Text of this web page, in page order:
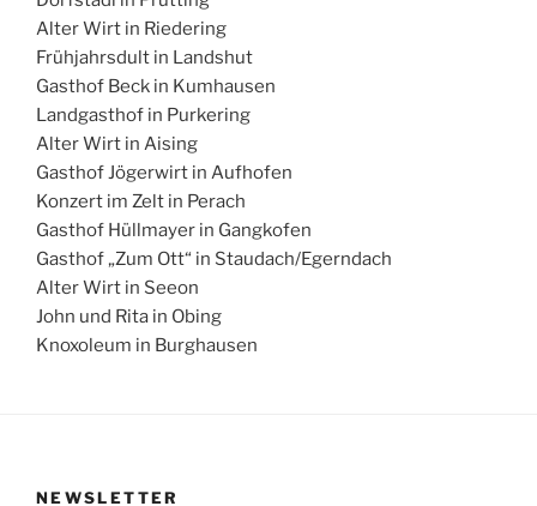
Alter Wirt in Riedering
Frühjahrsdult in Landshut
Gasthof Beck in Kumhausen
Landgasthof in Purkering
Alter Wirt in Aising
Gasthof Jögerwirt in Aufhofen
Konzert im Zelt in Perach
Gasthof Hüllmayer in Gangkofen
Gasthof „Zum Ott“ in Staudach/Egerndach
Alter Wirt in Seeon
John und Rita in Obing
Knoxoleum in Burghausen
NEWSLETTER